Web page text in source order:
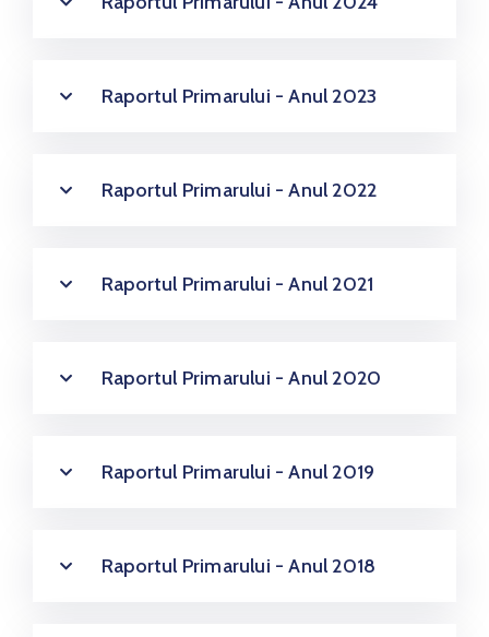
Raportul Primarului - Anul 2023
Raportul Primarului - Anul 2022
Raportul Primarului - Anul 2021
Raportul Primarului - Anul 2020
Raportul Primarului - Anul 2019
Raportul Primarului - Anul 2018